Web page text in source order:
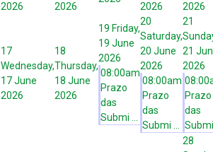
2026
2026
2026
2026
17
Wednesday,
17 June
2026
18
Thursday,
18 June
2026
19 Friday,
19 June
2026
08:00am
Prazo
das
Submi ...
20
Saturday,
20 June
2026
08:00am
Prazo
das
Submi ...
21
21
2026
Prazo
das
28